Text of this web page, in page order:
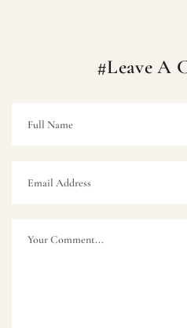
#Leave A